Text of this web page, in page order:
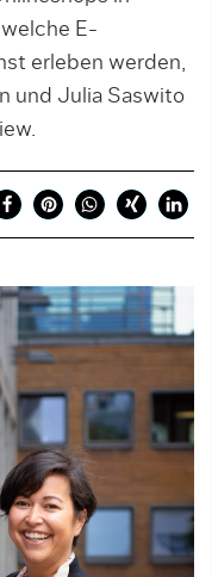
E-
erleben werden,
und Julia Saswito